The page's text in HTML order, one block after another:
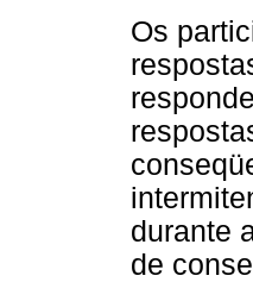
Os
durante
de